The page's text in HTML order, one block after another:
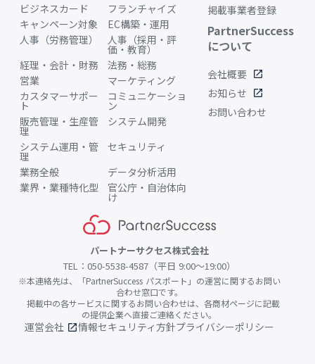
ビジネスカード
フランチャイズ
キャンペーン対象
EC構築・運用
人事（労務管理）
人事（採用・評
価・教育）
経理・会計・財務
法務・総務
営業
マーケティング
カスタマーサポー
ト
コミュニケーショ
ン
販売管理・生産管
理
システム開発
システム運用・管
理
セキュリティ
業務全般
データ分析活用
業界・業種特化型
官公庁・自治体向
け
掲載事業者登録
PartnerSuccess
について
会社概要 open_in_new
お知らせ open_in_new
お問い合わせ
パートナーサクセス株式会社
TEL：050-5538-4587（平日 9:00〜19:00）
※本連絡先は、「PartnerSuccess パスポート」の運営に関するお問い
合わせ窓口です。
掲載中の各サービスに関するお問い合わせは、各商材ページに記載
の提供企業へ直接ご連絡ください。
運営会社 open_in_new情報セキュリティ方針プライバシーポリシー